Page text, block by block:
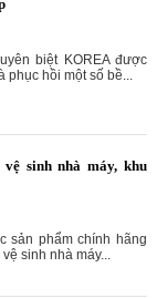
biệt KOREA được
hồi một số bề...
sinh nhà máy, khu
sản phẩm chính hãng
sinh nhà máy...